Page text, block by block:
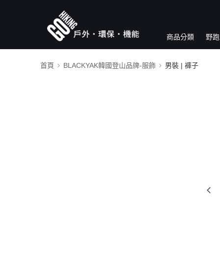
商品分類 野
首頁 BLACKYAK韓國登山品牌-服飾 男裝 | 褲子